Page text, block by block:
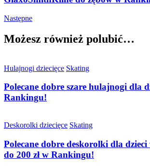
Następne
Możesz również polubić…
Hulajnogi dziecięce Skating
Polecane dobre szare hulajnogi dla
Rankingu!
Deskorolki dziecięce Skating
Polecane dobre deskorolki dla dzieci
do 200 zł w Rankingu!